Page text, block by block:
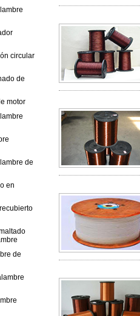
circular
de
motor
de
en
de